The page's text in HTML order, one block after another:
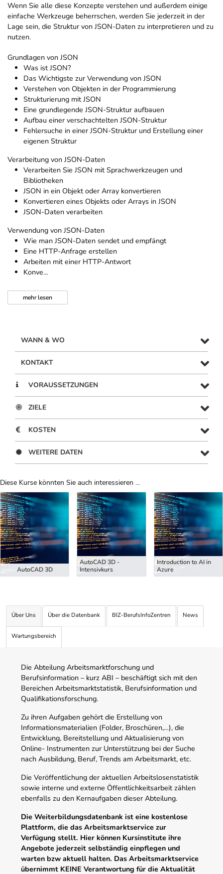
Wenn Sie alle diese Konzepte verstehen und außerdem einige
einfache Werkzeuge beherrschen, werden Sie jederzeit in der
Lage sein, die Struktur von JSON-Daten zu interpretieren und zu
nutzen.
Grundlagen von JSON
Was ist JSON?
Das Wichtigste zur Verwendung von JSON
Verstehen von Objekten in der Programmierung
Strukturierung mit JSON
Eine grundlegende JSON-Struktur aufbauen
Aufbau einer verschachtelten JSON-Struktur
Fehlersuche in einer JSON-Struktur und Erstellung einer
eigenen Struktur
Verarbeitung von JSON-Daten
Verarbeiten Sie JSON mit Sprachwerkzeugen und
Bibliotheken
JSON in ein Objekt oder Array konvertieren
Konvertieren eines Objekts oder Arrays in JSON
JSON-Daten verarbeiten
Verwendung von JSON-Daten
Wie man JSON-Daten sendet und empfängt
Eine HTTP-Anfrage erstellen
Arbeiten mit einer HTTP-Antwort
Konve…
mehrlesen
WANN & WO
KONTAKT
VORAUSSETZUNGEN
ZIELE
KOSTEN
WEITERE DATEN
Diese Kurse könnten Sie auch interessieren ...
Uber Weiterbildungsvorschläge
AutoCAD 3D
AutoCAD 3D -
Intensivkurs
Introduction to AI in
Azure
Über Uns Über die Datenbank BIZ-BerufsInfoZentren News
Wartungsbereich
Die Abteilung Arbeitsmarktforschung und
Berufsinformation – kurz ABI – beschäftigt sich mit den
Bereichen Arbeitsmarktstatistik, Berufsinformation und
Qualifikationsforschung.
Zu ihren Aufgaben gehört die Erstellung von
Informationsmaterialien (Folder, Broschüren,…), die
Entwicklung, Bereitstellung und Aktualisierung von
Online- Instrumenten zur Unterstützung bei der Suche
nach Ausbildung, Beruf, Trends am Arbeitsmarkt, etc.
Die Veröffentlichung der aktuellen Arbeitslosenstatistik
sowie interne und externe Öffentlichkeitsarbeit zählen
ebenfalls zu den Kernaufgaben dieser Abteilung.
Die Weiterbildungsdatenbank ist eine kostenlose
Plattform, die das Arbeitsmarktservice zur
Verfügung stellt. Hier können Kursinstitute ihre
Angebote jederzeit selbständig einpflegen und
warten bzw aktuell halten. Das Arbeitsmarktservice
übernimmt KEINE Verantwortung für die Aktualität